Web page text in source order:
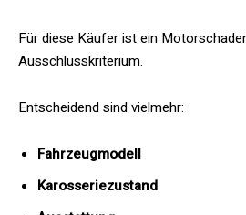
Für diese Käufer ist ein
Ausschlusskriterium.
Entscheidend sind vielmehr:
Fahrzeugmodell
Karosseriezustand